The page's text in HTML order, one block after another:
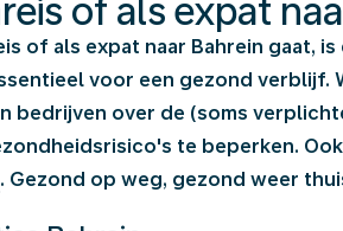
of als expat
of als expat naar Bahrein gaat, is
voor een gezond verblijf.
bedrijven over de (soms
te beperken.
. Gezond op weg, gezond weer